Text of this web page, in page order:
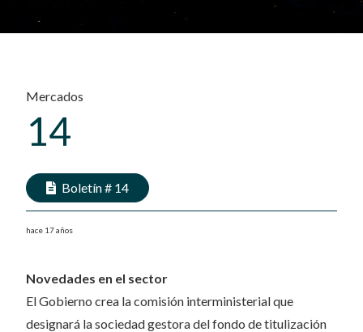
Mercados
14
Boletín # 14
hace 17 años
Novedades en el sector
El Gobierno crea la comisión interministerial que
designará la sociedad gestora del fondo de titulización